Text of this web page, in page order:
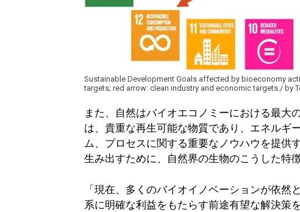
Sustainable Development Goals affected by bioeconomy
targets; red arrow: clean industry and economic targets./ by
また、自然はバイオエコノミーにおける最大
は、貴重な再生可能な物質であり、エネルギ
ム、プロセスに関する重要なノウハウを提供
生み出すために、自然界の生物のこうした特
「現在、多くのバイオイノベーションが依
系に明確な利益をもたらす前途有望な解決策